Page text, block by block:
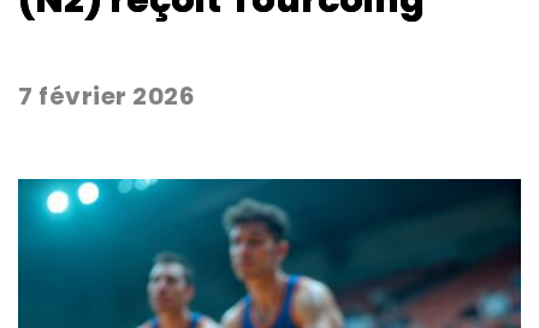
7 février 2026